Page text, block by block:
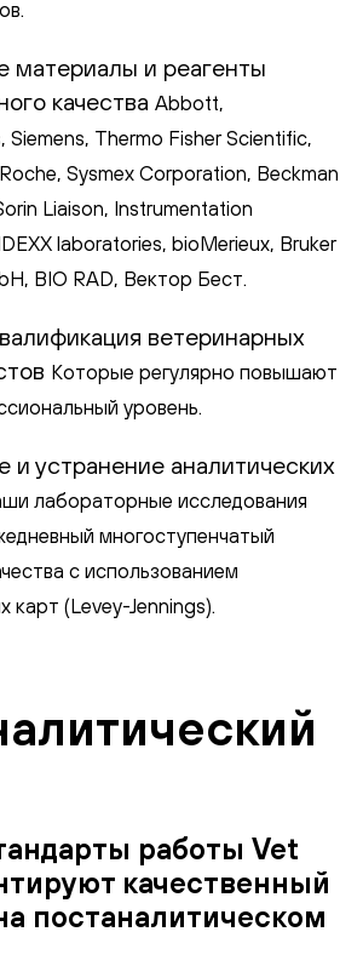
материалы и реагенты
качества Abbott,
Siemens, Thermo Fisher Scientific,
Sysmex Corporation, Beckman
Liaison, Instrumentation
laboratories, bioMerieux, Bruker
BIO RAD, Вектор Бест.
ветеринарных
Которые регулярно повышают
уровень.
и устранение аналитических
лабораторные исследования
многоступенчатый
с использованием
карт (Levey-Jennings).
работы Vet
качественный
постаналитическом